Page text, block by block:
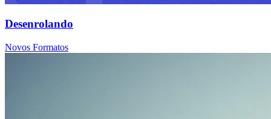
Desenrolando
Novos Formatos